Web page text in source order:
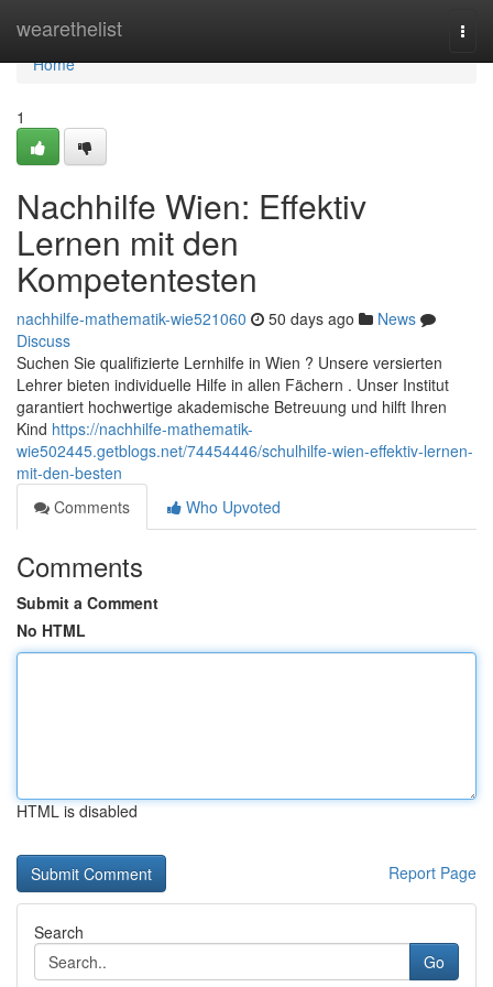
wearethelist
Home
Home
1
Nachhilfe Wien: Effektiv
Lernen mit den
Kompetentesten
nachhilfe-mathematik-wie521060 50 days ago
News
Discuss
Suchen Sie qualifizierte Lernhilfe in Wien ? Unsere versierten
Lehrer bieten individuelle Hilfe in allen Fächern . Unser Institut
garantiert hochwertige akademische Betreuung und hilft Ihren
Kind https://nachhilfe-mathematik-
wie502445.getblogs.net/74454446/schulhilfe-wien-effektiv-lernen-
mit-den-besten
Comments
Who Upvoted
Comments
Submit a Comment
No HTML
HTML is disabled
Report Page
Search
Go